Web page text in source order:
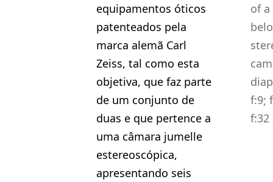
equipamentos óticos
patenteados pela
marca alemã Carl
Zeiss, tal como esta
objetiva, que faz parte
de um conjunto de
duas e que pertence a
uma câmara jumelle
estereoscópica,
apresentando seis
of
f:9;
f:32